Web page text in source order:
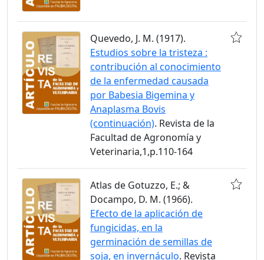
Quevedo, J. M. (1917).
Estudios sobre la tristeza :
contribución al conocimiento
de la enfermedad causada
por Babesia Bigemina y
Anaplasma Bovis
(continuación). Revista de la
Facultad de Agronomía y
Veterinaria,1,p.110-164
Atlas de Gotuzzo, E.; &
Docampo, D. M. (1966).
Efecto de la aplicación de
fungicidas, en la
germinación de semillas de
soja, en invernáculo. Revista